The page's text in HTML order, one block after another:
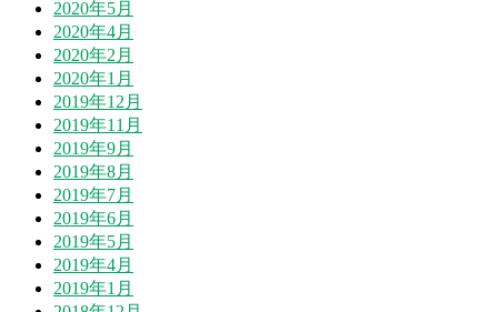
2020年5月
2020年4月
2020年2月
2020年1月
2019年12月
2019年11月
2019年9月
2019年8月
2019年7月
2019年6月
2019年5月
2019年4月
2019年1月